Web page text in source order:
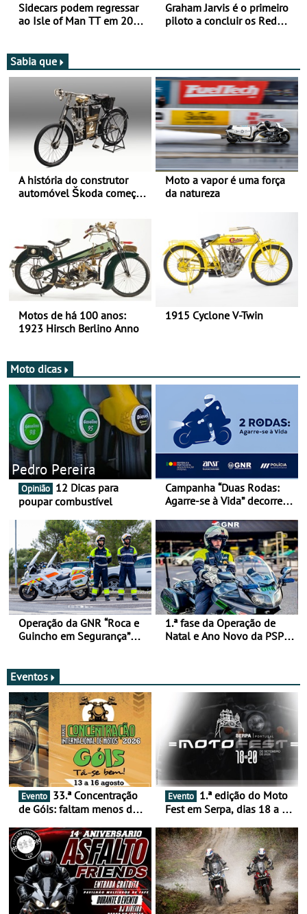
Sidecars podem regressar
ao Isle of Man TT em 2027
Graham Jarvis é o primeiro
piloto a concluir os Red
Sabia que
A história do construtor
automóvel Škoda começou
Moto a vapor é uma força
da natureza
Motos de há 100 anos:
1923 Hirsch Berlino Anno
1915 Cyclone V-Twin
Moto dicas
Pedro Pereira
Opinião
poupar combustível
Campanha “Duas Rodas:
Agarre-se à Vida” decorre
Operação da GNR “Roca e
Guincho em Segurança”
1.ª fase da Operação de
Natal e Ano Novo da PSP e
Eventos
Evento
de Góis: faltam menos de
16 de agosto
Evento
Fest em Serpa, dias 18 a 20
duas rodas invade o Baixo
Alentejo